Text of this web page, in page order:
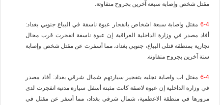
مقتل شخص وإصابة سبعة آخرين بجروح متفاوتة.
6-4 مقتل واصابة سبعة اشخاص بانفجار عبوة ناسفة في البياع جنوبي بغداد:
أفاد مصدر في وزارة الداخلية العراقية إن عبوة ناسفة انفجرت قرب محال
تجارية بمنطقة قتلى البياع، جنوبي بغداد، مما أسفرت عن مقتل شخص وإصابة
ستة آخرين بجروح متفاوتة.
6-4 مقتل اب واصابة نجليه بتفجير سيارتهم شمال شرقي بغداد: أفاد مصدر
في وزارة الداخلية إن عبوة لاصقة كانت مثبتة أسفل سيارة مدنية انفجرت لدى
مرورها في منطقة الاعظمية، شمال شرقي بغداد، مما أسفر عن مقتل في